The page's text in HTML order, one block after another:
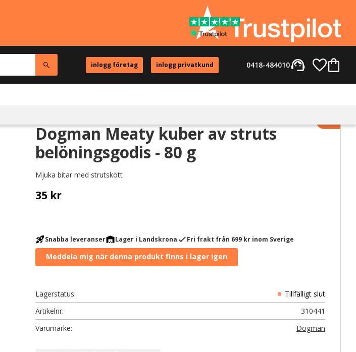
inlogg företag inlogg privatkund support_agent
0418-484010
Dogman Meaty kuber av struts
belöningsgodis - 80 g
Mjuka bitar med strutskött
35kr
Lägg
rocket_launchSnabba leveranserwarehouseLager i Landskrona checkFri frakt från 699 kr inom Sverige
Lagerstatus
Artikelnr
310441
Dogman